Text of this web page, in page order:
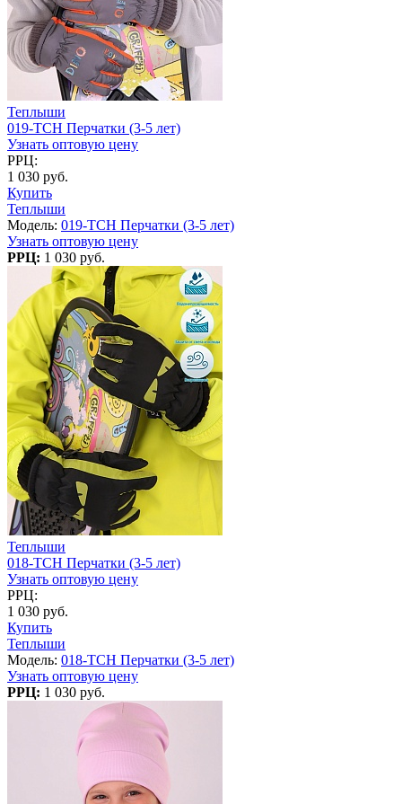
Теплыши
019-TCH Перчатки (3-5 лет)
Узнать оптовую цену
РРЦ:
1 030 руб.
Купить
Теплыши
Модель: 019-TCH Перчатки (3-5 лет)
Узнать оптовую цену
РРЦ: 1 030 руб.
Теплыши
018-TCH Перчатки (3-5 лет)
Узнать оптовую цену
РРЦ:
1 030 руб.
Купить
Теплыши
Модель: 018-TCH Перчатки (3-5 лет)
Узнать оптовую цену
РРЦ: 1 030 руб.